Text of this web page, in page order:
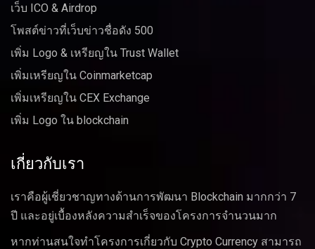
เว็บ ICO & Airdrop
โพสต์ข่าวที่เว็บข่าวชื่อดัง 500
เพิ่ม Logo & เหรียญใน Trust Wallet
เพิ่มเหรียญใน Coinmarketcap
เพิ่มเหรียญใน CEX Exchange
เพิ่ม Logo ใน blockchain
เกี่ยวกับเรา
เราคือผู้เชี่ยวชาญทางด้านการพัฒนา Blockchain มากกว่า 7
ปี และอยู่เบื้องหลังความสำเร็จของโครงการจำนวนมาก
หากท่านสนใจทำโครงการเกี่ยวกับ Crypto Currency สามารถ